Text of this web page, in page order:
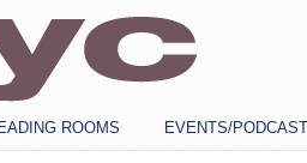
ROOMS EVENTS/PODCAST